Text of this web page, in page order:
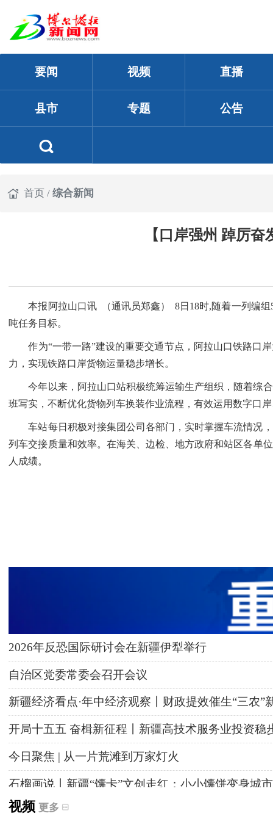
要闻 视频 直播
县市 专题 公告
首页/综合新闻
【口岸强州 踔厉
本报阿拉山口讯 （通讯员郑鑫） 8日18时,随着一列编组
吨任务目标。
作为“一带一路”建设的重要交通节点，阿拉山口铁路口岸
力，实现铁路口岸货物运量稳步增长。
今年以来，阿拉山口站积极统筹运输生产组织，随着综合
班写实，不断优化货物列车换装作业流程，有效运用数字口
车站每日积极对接集团公司各部门，实时掌握车流情况，
列车交接质量和效率。在海关、边检、地方政府和站区各单
人成绩。
2026年反恐国际研讨会在新疆伊犁举行
自治区党委常委会召开会议
新疆经济看点·年中经济观察丨财政提效催生“三农”
开局十五五 奋楫新征程丨新疆高技术服务业投资稳
今日聚焦 | 从一片荒滩到万家灯火
石榴画说丨新疆“馕卡”文创走红：小小馕饼变身城
天山观察丨暑期AI研学热，孩子们究竟学到什么
视频 更多